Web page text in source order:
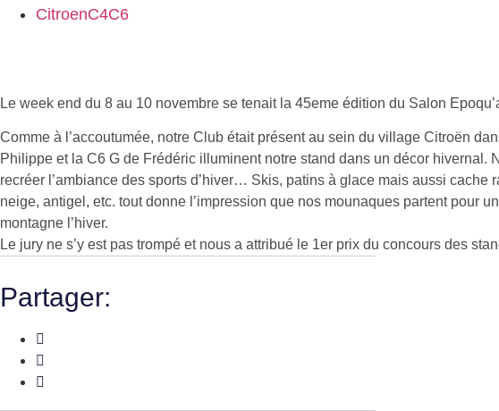
CitroenC4C6
Le week end du 8 au 10 novembre se tenait la 45eme édition du Salon
Comme à l’accoutumée, notre Club était présent au sein du village Citroën
Philippe et la C6 G de Frédéric illuminent notre stand dans un décor hivernal.
recréer l’ambiance des sports d’hiver… Skis, patins à glace mais aussi cache
neige, antigel, etc. tout donne l’impression que nos mounaques partent pour
montagne l’hiver.
Le jury ne s’y est pas trompé et nous a attribué le 1er prix du concours des
Partager: